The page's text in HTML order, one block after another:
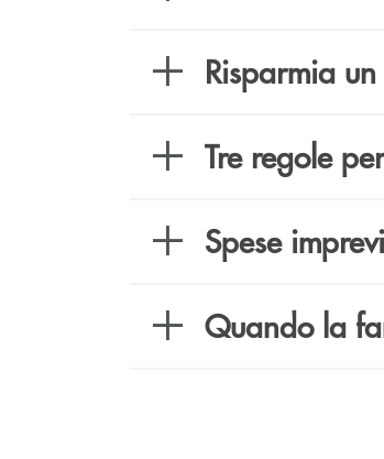
Risparmia
Tre regole
Spese
Quando la